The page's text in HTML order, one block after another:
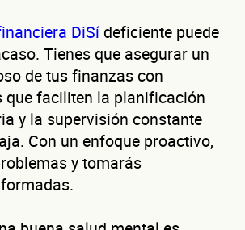
DiSídeficiente puede
Tienes que asegurar un
de tus finanzas con
que faciliten la planificación
y la supervisión constante
Con un enfoque proactivo,
y tomarás
cada caso de forma integral.